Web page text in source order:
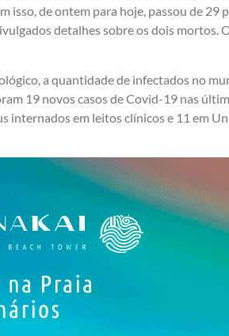
isso, de ontem para hoje, passou de 29
detalhes sobre os dois mortos.
a quantidade de infectados no
19 novos casos de Covid-19 nas
internados em leitos clínicos e 11 em